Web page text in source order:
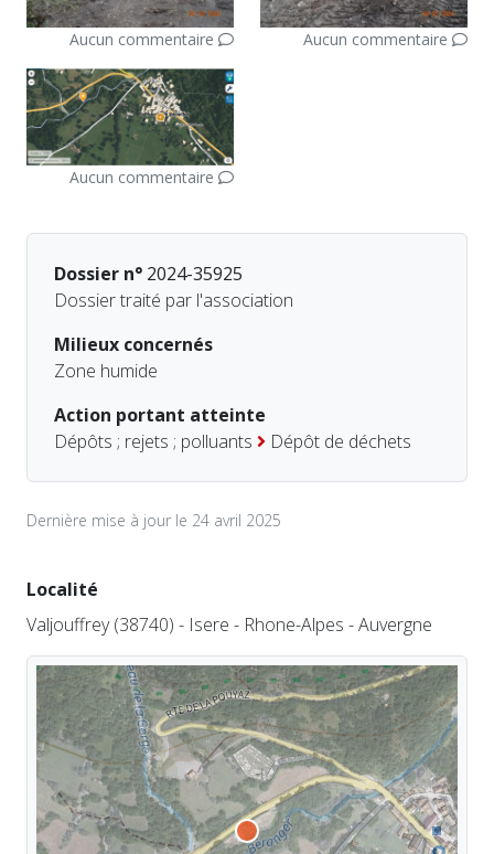
Aucun commentaire Aucun commentaire
Aucun commentaire
Dossier n° 2024-35925
Dossier traité par l'association
Milieux concernés
Zone humide
Action portant atteinte
Dépôts ; rejets ; polluants
Dépôt de déchets
Dernière mise à jour le 24 avril 2025
Localité
Valjouffrey (38740) - Isere - Rhone-Alpes - Auvergne